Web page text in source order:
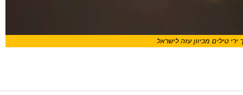
טילים מכיוון עזה לישראל